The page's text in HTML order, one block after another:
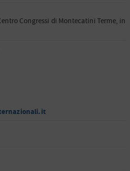
Congressi di Montecatini Terme, in